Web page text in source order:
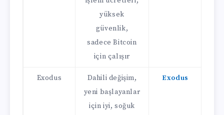
yüksek
güvenlik,
sadece Bitcoin
için çalışır
Exodus
Dahili değişim,
yeni başlayanlar
için iyi, soğuk
Exodus